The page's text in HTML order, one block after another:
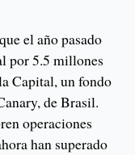
el año pasado
por 5.5 millones
Capital, un fondo
de Brasil.
operaciones
han superado